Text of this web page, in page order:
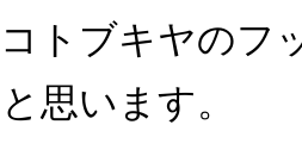
トブキヤのフ
思います。